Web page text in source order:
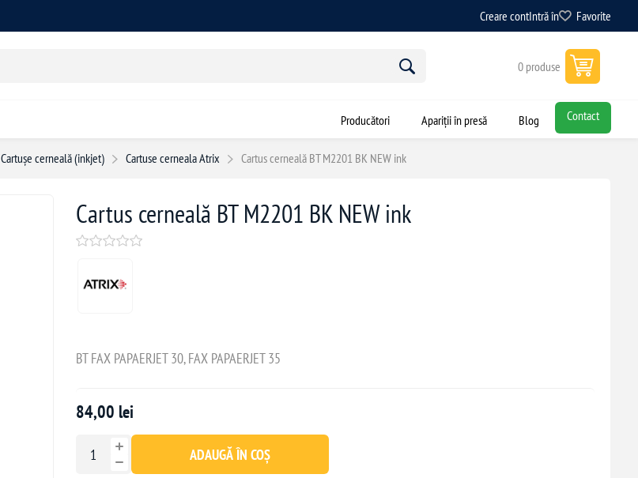
Creare contIntră în Favorite
0 produse
Producători Apariții în presă Blog Contact
Cartușe cerneală (inkjet) Cartuse cerneala Atrix Cartus cerneală BT M2201 BK NEW ink
Cartus cerneală BT M2201 BK NEW ink
BT FAX PAPAERJET 30, FAX PAPAERJET 35
84,00 lei
ADAUGĂ ÎN COȘ